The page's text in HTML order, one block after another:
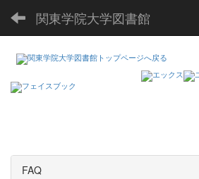
関東学院大学図書館
FAQ